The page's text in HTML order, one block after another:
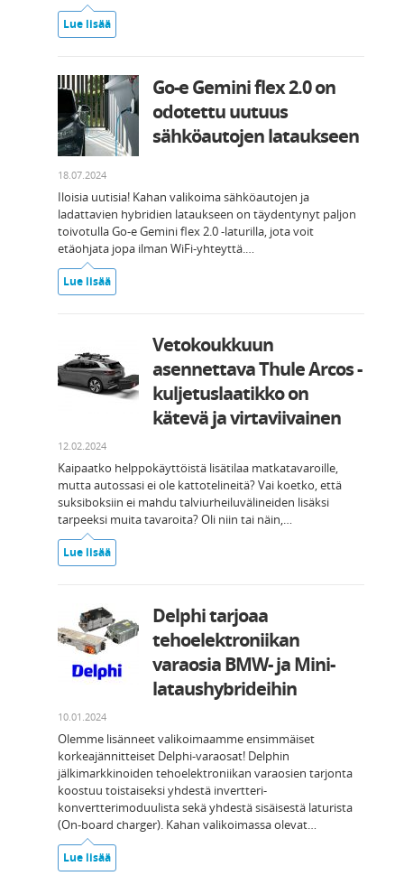
Lue lisää
Go-e Gemini flex 2.0 on
odotettu uutuus
sähköautojen lataukseen
18.07.2024
Iloisia uutisia! Kahan valikoima sähköautojen ja
ladattavien hybridien lataukseen on täydentynyt paljon
toivotulla Go-e Gemini flex 2.0 -laturilla, jota voit
etäohjata jopa ilman WiFi-yhteyttä.…
Lue lisää
Vetokoukkuun
asennettava Thule Arcos -
kuljetuslaatikko on
kätevä ja virtaviivainen
12.02.2024
Kaipaatko helppokäyttöistä lisätilaa matkatavaroille,
mutta autossasi ei ole kattotelineitä? Vai koetko, että
suksiboksiin ei mahdu talviurheiluvälineiden lisäksi
tarpeeksi muita tavaroita? Oli niin tai näin,…
Lue lisää
Delphi tarjoaa
tehoelektroniikan
varaosia BMW- ja Mini-
lataushybrideihin
10.01.2024
Olemme lisänneet valikoimaamme ensimmäiset
korkeajännitteiset Delphi-varaosat! Delphin
jälkimarkkinoiden tehoelektroniikan varaosien tarjonta
koostuu toistaiseksi yhdestä invertteri-
konvertterimoduulista sekä yhdestä sisäisestä laturista
(On-board charger). Kahan valikoimassa olevat…
Lue lisää